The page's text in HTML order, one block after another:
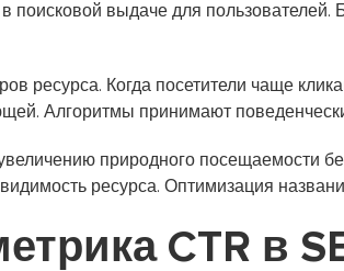
поисковой выдаче для пользователей.
ресурса. Когда посетители чаще
Алгоритмы принимают
природного посещаемости
ресурса. Оптимизация
CTR в